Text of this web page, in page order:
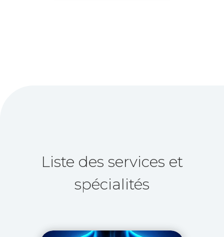
Liste des services et
spécialités